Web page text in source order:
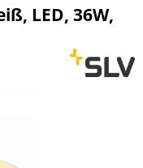
LED, 36W,